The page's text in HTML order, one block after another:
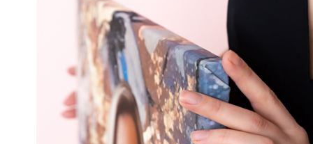
Ваш город:
Ваш регион доставки
Выберите из списка:
10х15
13х18
15х15
15х20
20х20
20х30
30х30
30х40
А4
Фото